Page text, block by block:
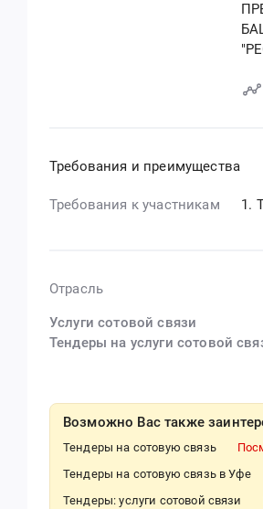
Требования и преимущества
Требования к участникам
Отрасль
Услуги сотовой связи
Тендеры на услуги сотовой
Возможно Вас также
Тендеры на сотовую связь
Тендеры на сотовую связь в Уфе
Тендеры: услуги сотовой связи